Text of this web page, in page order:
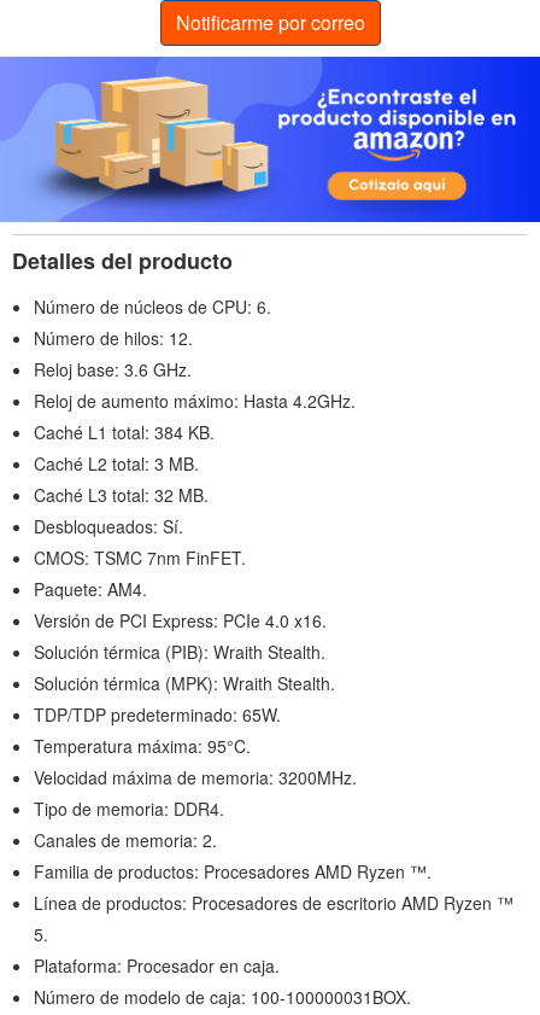
Notificarme por correo
Detalles del producto
Número de núcleos de CPU: 6.
Número de hilos: 12.
Reloj base: 3.6 GHz.
Reloj de aumento máximo: Hasta 4.2GHz.
Caché L1 total: 384 KB.
Caché L2 total: 3 MB.
Caché L3 total: 32 MB.
Desbloqueados: Sí.
CMOS: TSMC 7nm FinFET.
Paquete: AM4.
Versión de PCI Express: PCIe 4.0 x16.
Solución térmica (PIB): Wraith Stealth.
Solución térmica (MPK): Wraith Stealth.
TDP/TDP predeterminado: 65W.
Temperatura máxima: 95°C.
Velocidad máxima de memoria: 3200MHz.
Tipo de memoria: DDR4.
Canales de memoria: 2.
Familia de productos: Procesadores AMD Ryzen ™.
Línea de productos: Procesadores de escritorio AMD Ryzen ™
5.
Plataforma: Procesador en caja.
Número de modelo de caja: 100-100000031BOX.